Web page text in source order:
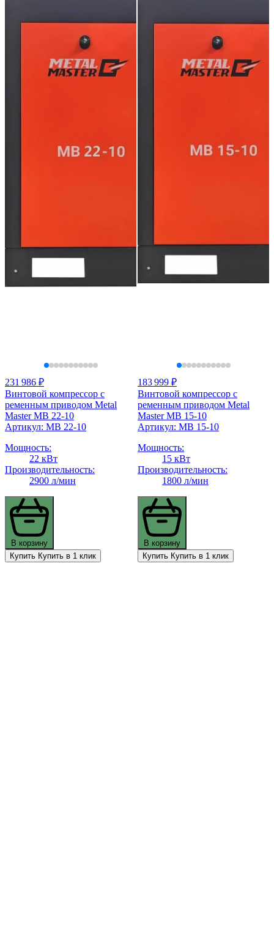
231 986 ₽
Винтовой компрессор с
ременным приводом Metal
Master MB 22-10
Артикул: MB 22-10
Мощность:
22 кВт
Производительность:
2900 л/мин
В корзину
Купить Купить в 1 клик
183 999 ₽
Винтовой компрессор с
ременным приводом Metal
Master MB 15-10
Артикул: MB 15-10
Мощность:
15 кВт
Производительность:
1800 л/мин
В корзину
Купить Купить в 1 клик